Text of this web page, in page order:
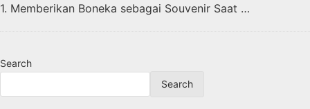
1. Memberikan Boneka sebagai Souvenir Saat …
Search
Search